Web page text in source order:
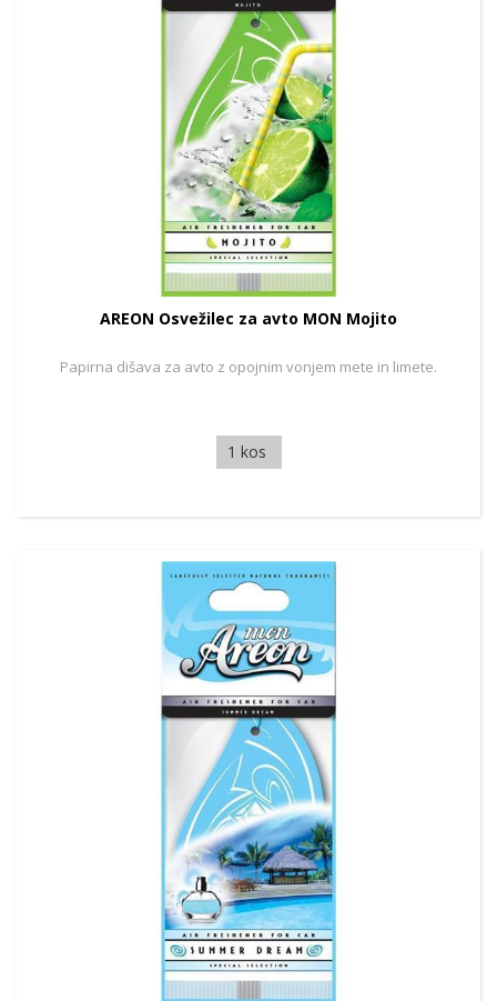
AREON Osvežilec za avto MON Mojito
Papirna dišava za avto z opojnim vonjem mete in limete.
1 kos